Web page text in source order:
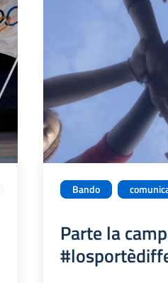
Bando
Parte la